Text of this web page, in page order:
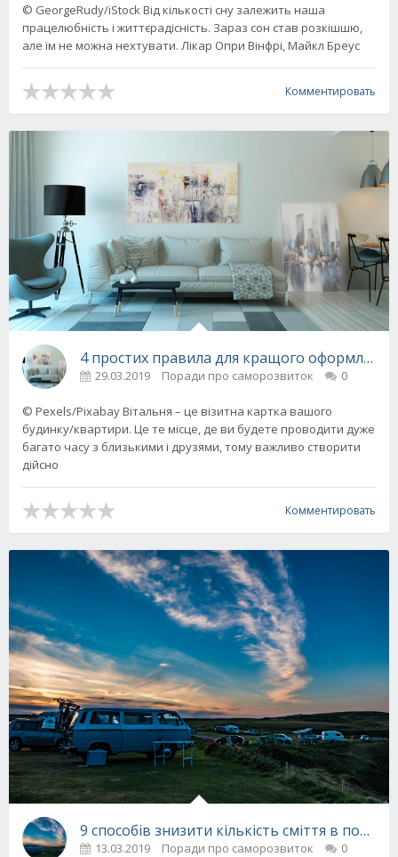
© GeorgeRudy/iStock Від кількості сну залежить наша
працелюбність і життєрадісність. Зараз сон став розкішшю,
але їм не можна нехтувати. Лікар Опри Вінфрі, Майкл Бреус
Комментировать
4 простих правила для кращого оформлення
29.03.2019 Поради про саморозвиток 0
© Pexels/Pixabay Вітальня – це візитна картка вашого
будинку/квартири. Це те місце, де ви будете проводити дуже
багато часу з близькими і друзями, тому важливо створити
дійсно
Комментировать
9 способів знизити кількість сміття в поході
13.03.2019 Поради про саморозвиток 0